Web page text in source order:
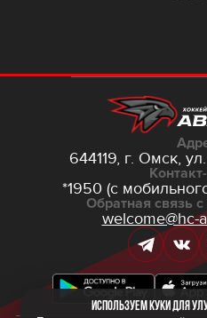
644119, г. Омск,
*1950 (с
Обратная связь
welcome@hc-
Используем куки для